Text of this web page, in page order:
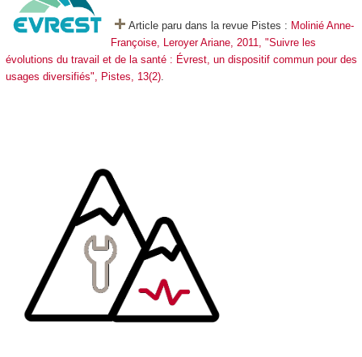
Article paru dans la revue Pistes : Molinié Anne-
Françoise, Leroyer Ariane, 2011, "Suivre les
évolutions du travail et de la santé : Évrest, un dispositif commun pour des
usages diversifiés", Pistes, 13(2).